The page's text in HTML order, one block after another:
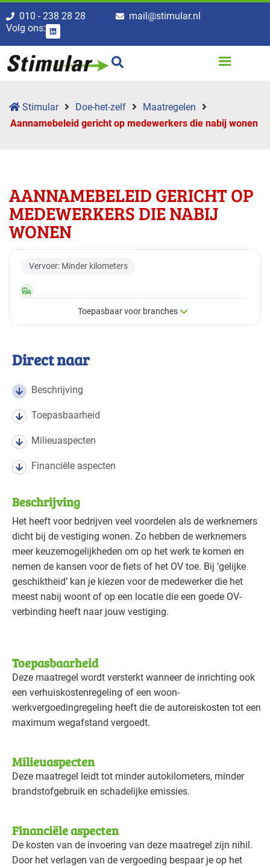
010 - 238 28 28
mail@stimular.nl
Volg ons:
Stimular Doe-het-zelf
Maatregelen
Aannamebeleid gericht op medewerkers die nabij wonen
AANNAMEBELEID GERICHT OP
MEDEWERKERS DIE NABIJ
WONEN
Vervoer: Minder kilometers
Toepasbaar voor branches
Toepasbaar voor branches
branches
Autobranche - autoschadeherstel
Autobranche - garage en handel
Bouw - bouw/infra
Bouw - gemeentewerven Basis
Bouw - installatiebedrijven Basis
Bouw - schilders en onderhoud Basis
Cultuur - evenementen Basis
Cultuur - musea Basis
Cultuur - podia Basis
Datacenters Basis
Detailhandel - supermarkten Gevorderd
Direct naar
Beschrijving
Toepasbaarheid
Milieuaspecten
Financiële aspecten
Beschrijving
Het heeft voor bedrijven veel voordelen als de werknemers
dicht bij de vestiging wonen. Zo hebben de werknemers
meer keuzemogelijkheden om op het werk te komen en
nemen de kansen voor de fiets of het OV toe. Bij ‘gelijke
geschiktheid’ kan je kiezen voor de medewerker die het
meest nabij woont of op een locatie die een goede OV-
verbinding heeft naar jouw vestiging.
Toepasbaarheid
Deze maatregel wordt versterkt wanneer de inrichting ook
een verhuiskostenregeling of een woon-
werkvergoedingregeling heeft die de autoreiskosten tot een
maximum wegafstand vergoedt.
Milieuaspecten
Deze maatregel leidt tot minder autokilometers, minder
brandstofgebruik en schadelijke emissies.
Financiële aspecten
De kosten van de invoering van deze maatregel zijn nihil.
Door het verlagen van de vergoeding bespaar je op het